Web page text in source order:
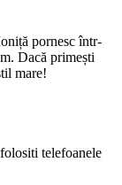
pornesc într-
Dacă primești
mare!
telefoanele